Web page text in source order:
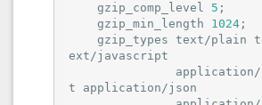
    gzip_comp_level
5 ;
    gzip_min_length
1024 ;
ext/javascript
t application/json